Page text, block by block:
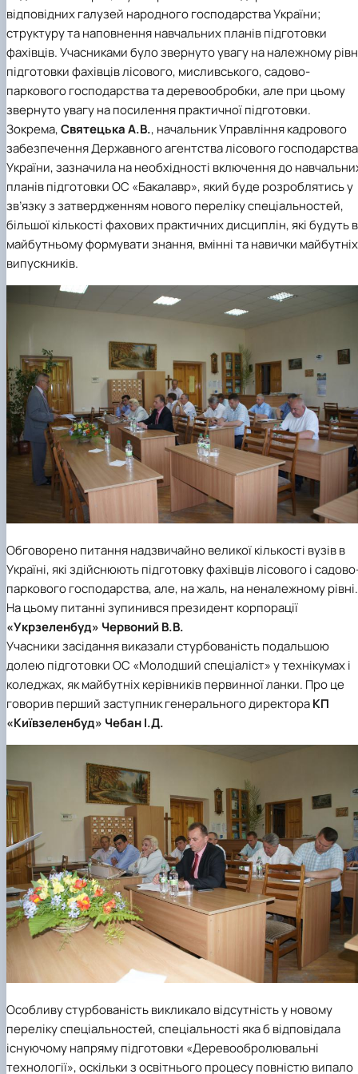
відповідних галузей народного господарства України;
структуру та наповнення навчальних планів підготовки
фахівців. Учасниками було звернуто увагу на належному
підготовки фахівців лісового, мисливського, садово-
паркового господарства та деревообробки, але при цьому
звернуто увагу на посилення практичної підготовки.
Зокрема,Святецька А.В., начальник Управління кадрового
забезпечення Державного агентства лісового господарства
України, зазначила на необхідності включення до
планів підготовки ОС «Бакалавр», який буде розроблятись у
зв’язку з затвердженням нового переліку спеціальностей,
більшої кількості фахових практичних дисциплін, які будуть в
майбутньому формувати знання, вмінні та навички майбутніх
випускників.
Обговорено питання надзвичайно великої кількості вузів в
Україні, які здійснюють підготовку фахівців лісового і
паркового господарства, але, на жаль, на неналежному рівні.
На цьому питанні зупинився президент корпорації
«Укрзеленбуд» Червоний В.В.
Учасники засідання виказали стурбованість подальшою
долею підготовки ОС «Молодший спеціаліст» у технікумах і
коледжах, як майбутніх керівників первинної ланки. Про це
говорив перший заступник генерального директораКП
«Київзеленбуд» Чебан І.Д.
Особливу стурбованість викликало відсутність у новому
переліку спеціальностей, спеціальності яка б відповідала
існуючому напряму підготовки «Деревообролювальні
технології», оскільки з освітнього процесу повністю випало